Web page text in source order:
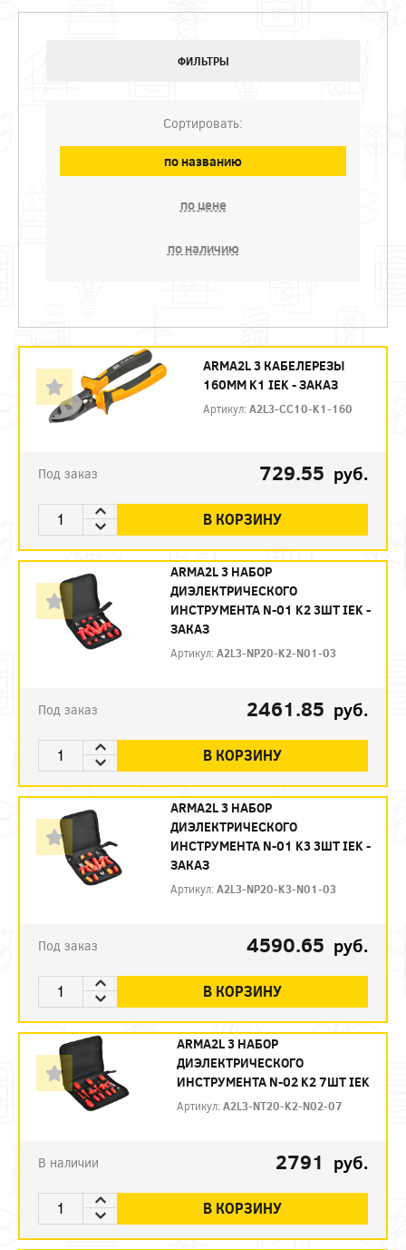
ФИЛЬТРЫ
Сортировать:
по названию
по цене
по наличию
ARMA2L 3 КАБЕЛЕРЕЗЫ
160ММ K1 IEK - ЗАКАЗ
Артикул:A2L3-CC10-K1-160
Под заказ 729.55 руб.
В КОРЗИНУ
ARMA2L 3 НАБОР
ДИЭЛЕКТРИЧЕСКОГО
ИНСТРУМЕНТА N-01 K2 3ШТ IEK -
ЗАКАЗ
Артикул:A2L3-NP20-K2-N01-03
Под заказ 2461.85 руб.
В КОРЗИНУ
ARMA2L 3 НАБОР
ДИЭЛЕКТРИЧЕСКОГО
ИНСТРУМЕНТА N-01 K3 3ШТ IEK -
ЗАКАЗ
Артикул:A2L3-NP20-K3-N01-03
Под заказ 4590.65 руб.
В КОРЗИНУ
ARMA2L 3 НАБОР
ДИЭЛЕКТРИЧЕСКОГО
ИНСТРУМЕНТА N-02 K2 7ШТ IEK
Артикул:A2L3-NT20-K2-N02-07
В наличии 2791 руб.
В КОРЗИНУ